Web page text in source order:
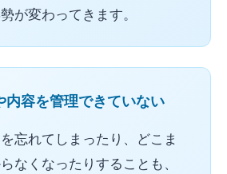
が変わってきます。
内容を管理できていない
忘れてしまったり、どこま
なくなったりすることも、